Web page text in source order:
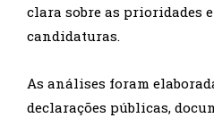
clara sobre as prioridades
candidaturas.
As análises foram
declarações públicas,